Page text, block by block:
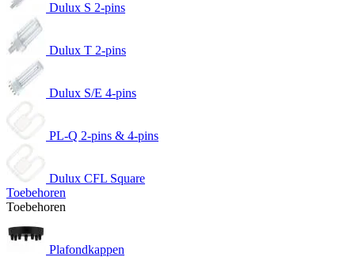
Dulux S 2-pins
Dulux T 2-pins
Dulux S/E 4-pins
PL-Q 2-pins & 4-pins
Dulux CFL Square
Toebehoren
Toebehoren
Plafondkappen